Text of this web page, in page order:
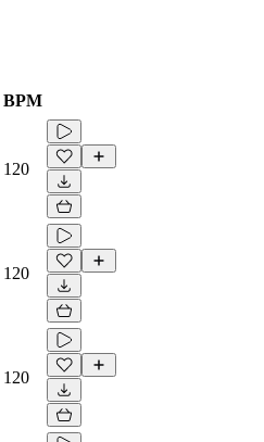
BPM
120
120
120